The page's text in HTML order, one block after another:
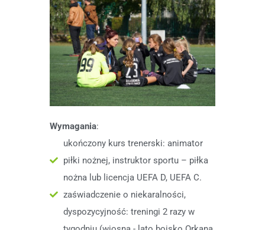
Wymagania:
ukończony kurs trenerski: animator
piłki nożnej, instruktor sportu – piłka
nożna lub licencja UEFA D, UEFA C.
zaświadczenie o niekaralności,
dyspozycyjność: treningi 2 razy w